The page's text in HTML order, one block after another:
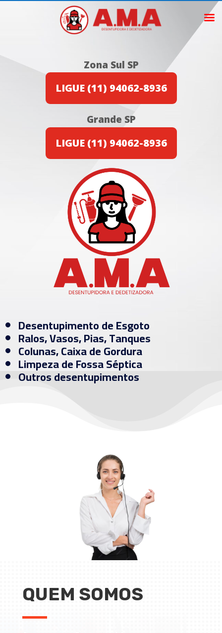
Zona Sul SP
LIGUE (11) 94062-8936
Grande SP
LIGUE (11) 94062-8936
Desentupimento de Esgoto
Ralos, Vasos, Pias, Tanques
Colunas, Caixa de Gordura
Limpeza de Fossa Séptica
Outros desentupimentos
QUEM SOMOS